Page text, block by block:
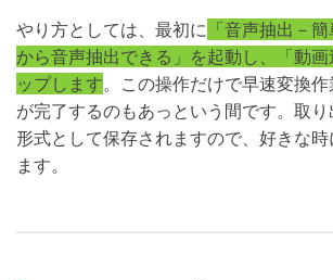
やり方としては、最初に 「音声抽出－
から音声抽出できる」を起動し、「動
ップします。この操作だけで早速変換
が完了するのもあっという間です。取
形式として保存されますので、好きな
ます。